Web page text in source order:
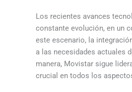
Los recientes avances
constante evolución, en un
este escenario, la
a las necesidades actuales
manera, Movistar sigue
crucial en todos los